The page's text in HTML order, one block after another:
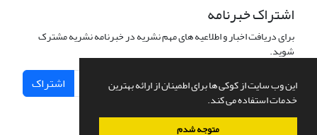
این وب سایت از کوکی ها برای اطمینان از ارائه بهترین
خدمات استفاده می کند.
متوجه شدم
اشتراک خبرنامه
برای دریافت اخبار و اطلاعیه های مهم نشریه در خبرنامه نشریه مشترک
شوید.
اشتراک